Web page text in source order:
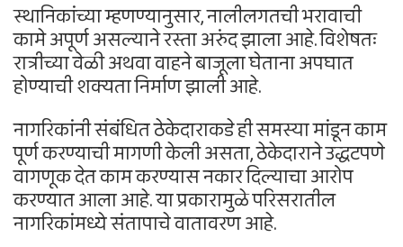
स्थानिकांच्या म्हणण्यानुसार, नालीलगतची भरावाची
कामे अपूर्ण असल्याने रस्ता अरुंद झाला आहे. विशेषतः
रात्रीच्या वेळी अथवा वाहने बाजूला घेताना अपघात
होण्याची शक्यता निर्माण झाली आहे.
नागरिकांनी संबंधित ठेकेदाराकडे ही समस्या मांडून काम
पूर्ण करण्याची मागणी केली असता, ठेकेदाराने उद्धटपणे
वागणूक देत काम करण्यास नकार दिल्याचा आरोप
करण्यात आला आहे. या प्रकारामुळे परिसरातील
नागरिकांमध्ये संतापाचे वातावरण आहे.